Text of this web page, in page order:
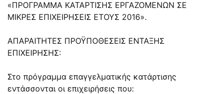
«ΠΡΟΓΡΑΜΜΑ ΚΑΤΑΡΤΙΣΗΣ ΕΡΓΑΖΟΜΕΝΩΝ ΣΕ
ΜΙΚΡΕΣ ΕΠΙΧΕΙΡΗΣΕΙΣ ΕΤΟΥΣ 2016».
ΑΠΑΡΑΙΤΗΤΕΣ ΠΡΟΫΠΟΘΕΣΕΙΣ ΕΝΤΑΞΗΣ
ΕΠΙΧΕΙΡΗΣΗΣ:
Στο πρόγραμμα επαγγελματικής κατάρτισης
εντάσσονται οι επιχειρήσεις που: